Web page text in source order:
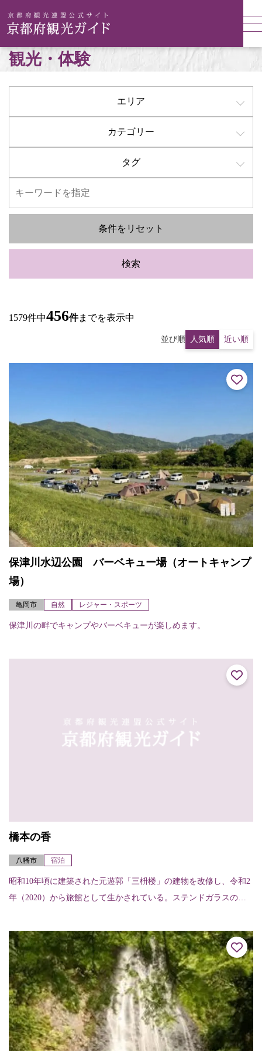
観光・体験
エリア
カテゴリー
タグ
条件をリセット
検索
1579件中456件までを表示中
並び順 人気順 近い順
保津川水辺公園 バーベキュー場（オートキャンプ
場）
亀岡市 自然 レジャー・スポーツ
保津川の畔でキャンプやバーベキューが楽しめます。
橋本の香
八幡市 宿泊
昭和10年頃に建築された元遊郭「三枡楼」の建物を改修し、令和2
年（2020）から旅館として生かされている。ステンドガラスの飾
では稀に見る...